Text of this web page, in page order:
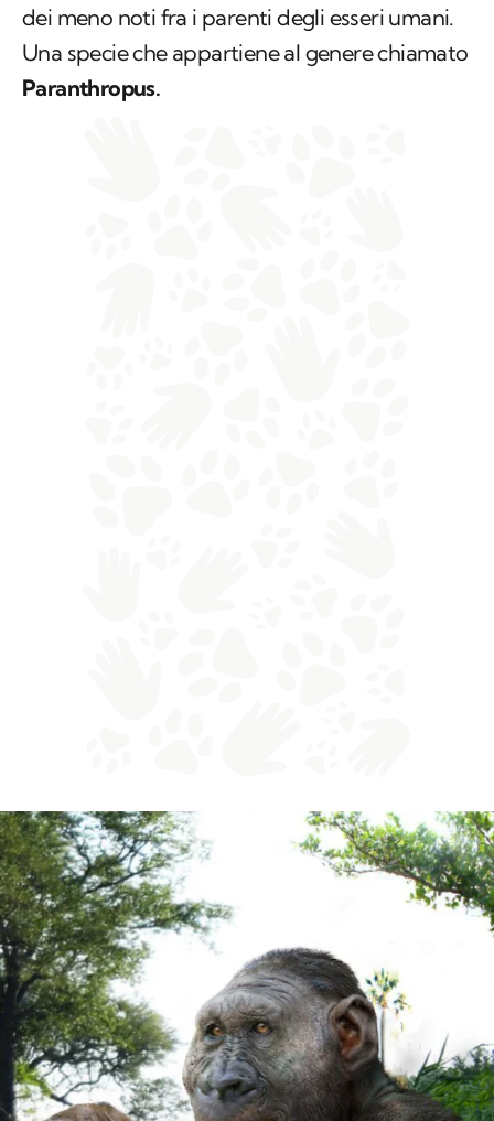
dei meno noti fra i parenti degli esseri umani.
Una specie che appartiene al genere chiamato
Paranthropus.